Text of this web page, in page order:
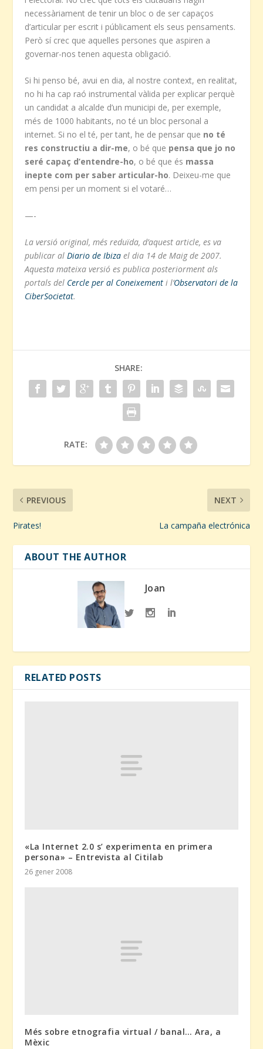
necessàriament de tenir un bloc o de ser capaços
d’articular per escrit i públicament els seus pensaments.
Però sí crec que aquelles persones que aspiren a
governar-nos tenen aquesta obligació.
Si hi penso bé, avui en dia, al nostre context, en realitat,
no hi ha cap raó instrumental vàlida per explicar perquè
un candidat a alcalde d’un municipi de, per exemple,
més de 1000 habitants, no té un bloc personal a
internet. Si no el té, per tant, he de pensar que no té
res constructiu a dir-me, o bé que pensa que jo no
seré capaç d’entendre-ho, o bé que és massa
inepte com per saber articular-ho. Deixeu-me que
em pensi per un moment si el votaré…
—-
La versió original, més reduïda, d’aquest article, es va
publicar alDiario de Ibiza el dia 14 de Maig de 2007.
Aquesta mateixa versió es publica posteriorment als
portals del Cercle per al Coneixement i l’Observatori de la
CiberSocietat.
SHARE:
RATE:
PREVIOUS
Pirates!
NEXT
La campaña electrónica
ABOUT THE AUTHOR
Joan
RELATED POSTS
«La Internet 2.0 s’ experimenta en primera
persona» – Entrevista al Citilab
26 gener 2008
Més sobre etnografia virtual / banal… Ara, a
Mèxic